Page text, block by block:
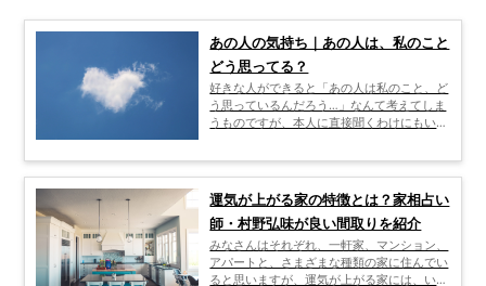
あの人の気持ち｜あの人は、私のこと
どう思ってる？
好きな人ができると「あの人は私のこと、ど
う思っているんだろう…」なんて考えてしま
うものですが、本人に直接聞くわけにもいか
ょうか。 「あの人の気持ちが分かれば…」そ
んなことを思っている方のために、今回は片
思いの相手の気持ちを確かめる方法について
ご紹介したいと思います。 「あの人の気持
ちが知りたい！」という方は、ぜひご参考に
してくださいね。
運気が上がる家の特徴とは？家相占い
師・村野弘味が良い間取りを紹介
みなさんはそれぞれ、一軒家、マンション、
アパートと、さまざまな種類の家に住んでい
ると思いますが、運気が上がる家には、いっ